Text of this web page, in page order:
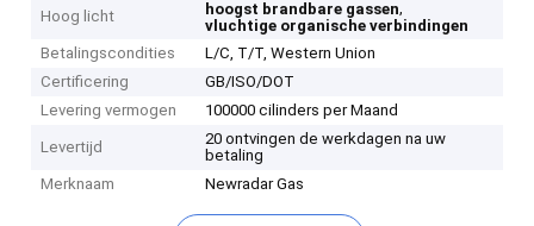
Hoog licht hoogst brandbare gassen,
vluchtige organische verbindingen
Betalingscondities
L/C, T/T, Western Union
Certificering
GB/ISO/DOT
Levering vermogen
100000 cilinders per Maand
Levertijd
20 ontvingen de werkdagen na uw
betaling
Merknaam
Newradar Gas